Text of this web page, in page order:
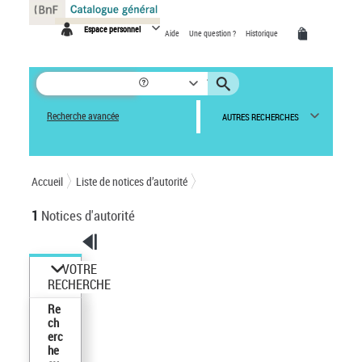
Espace personnel Aide Une question ? Historique
Recherche avancée AUTRES RECHERCHES
Accueil Liste de notices d’autorité
1 Notices d'autorité
VOTRE
RECHERCHE
Re
ch
erc
he
Panneau de gestion des cookies